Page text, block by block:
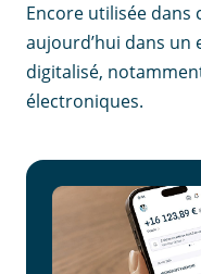
Encore utilisée dans
aujourd’hui dans
digitalisé,
électroniques.